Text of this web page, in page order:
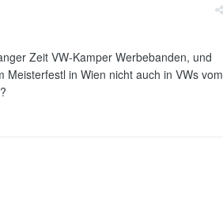
Zeit VW-Kamper Werbebanden, und
Meisterfestl in Wien nicht auch in VWs vom